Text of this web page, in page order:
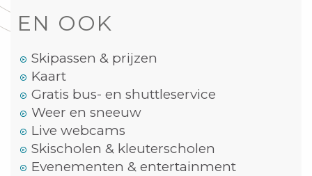
EN OOK
Skipassen & prijzen
Kaart
Gratis bus- en shuttleservice
Weer en sneeuw
Live webcams
Skischolen & kleuterscholen
Evenementen & entertainment